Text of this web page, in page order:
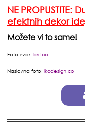
NE PROPUSTITE:
efektnih dekor
Možete vi to same!
Foto izvor: brit.co
Naslovna foto: lkcdesign.co